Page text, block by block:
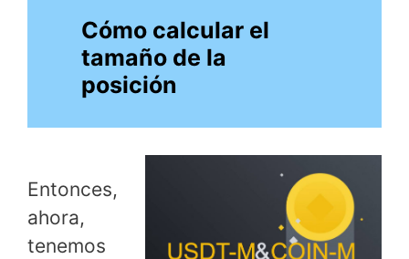
Cómo calcular el
tamaño de la
posición
Entonces,
ahora,
tenemos